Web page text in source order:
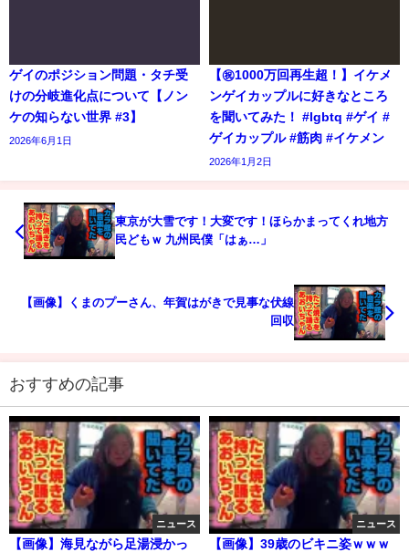
ゲイのポジション問題・タチ受
けの分岐進化点について【ノン
ケの知らない世界 #3】
2026年6月1日
【㊗️1000万回再生超！】イケメ
ンゲイカップルに好きなところ
を聞いてみた！ #lgbtq #ゲイ #
ゲイカップル #筋肉 #イケメン
2026年1月2日
東京が大雪です！大変です！ほらかまってくれ地方
民どもｗ 九州民僕「はぁ…」
【画像】くまのプーさん、年賀はがきで見事な伏線
回収
おすすめの記事
ニュース
【画像】海見ながら足湯浸かっ
ニュース
【画像】39歳のビキニ姿ｗｗｗ